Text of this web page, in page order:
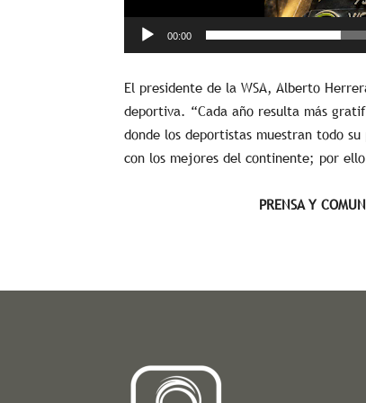
00:00
El presidente de la WSA, Alberto
deportiva. “Cada año resulta más
donde los deportistas muestran todo
con los mejores del continente; por
PRENSA Y